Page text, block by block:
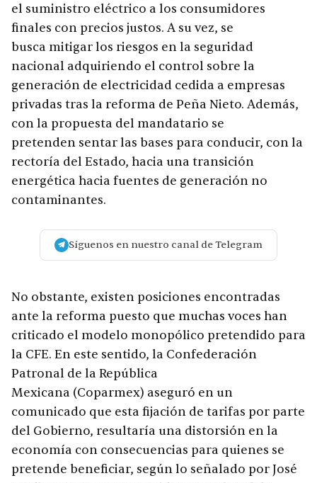
el suministro eléctrico a los consumidores
finales con precios justos. A su vez, se
busca mitigar los riesgos en la seguridad
nacional adquiriendo el control sobre la
generación de electricidad cedida a empresas
privadas tras la reforma de Peña Nieto. Además,
con la propuesta del mandatario se
pretenden sentar las bases para conducir, con la
rectoría del Estado, hacia una transición
energética hacia fuentes de generación no
contaminantes.
Síguenos en nuestro canal de Telegram
No obstante, existen posiciones encontradas
ante la reforma puesto que muchas voces han
criticado el modelo monopólico pretendido para
la CFE. En este sentido, la Confederación
Patronal de la República
Mexicana (Coparmex) aseguró en un
comunicado que esta fijación de tarifas por parte
del Gobierno, resultaría una distorsión en la
economía con consecuencias para quienes se
pretende beneficiar, según lo señalado por José